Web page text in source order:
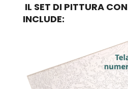
IL SET DI PITTURA
INCLUDE: